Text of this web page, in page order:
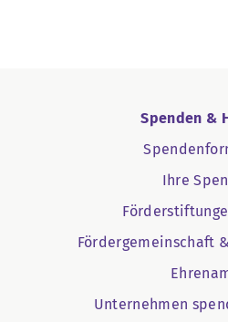
Spenden &
Ihre
Fördergemeinschaft
Unternehmen